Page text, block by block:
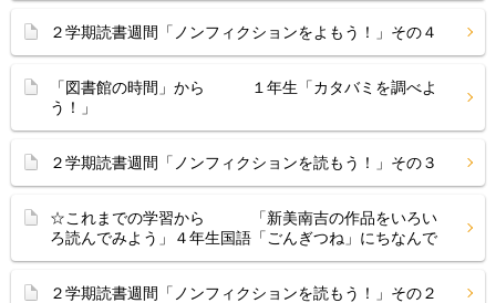
２学期読書週間「ノンフィクションをよもう！」その４
「図書館の時間」から １年生「カタバミを調べよ
う！」
２学期読書週間「ノンフィクションを読もう！」その３
☆これまでの学習から 「新美南吉の作品をいろい
ろ読んでみよう」４年生国語「ごんぎつね」にちなんで
２学期読書週間「ノンフィクションを読もう！」その２